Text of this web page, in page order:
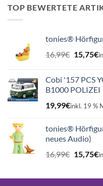
16,99€
TOP BEWERTETE
tonies®
16,99€
Preis
16,99€
15,75€
Cobi '157 PCS
B1000 POLIZEI
19,99€inkl. 19 %
tonies®
neues Audio)
16,99€
Preis
15,75€